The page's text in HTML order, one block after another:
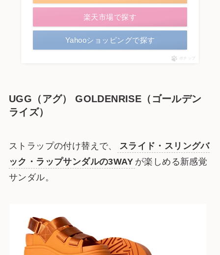
楽天市場で探す
Yahooショッピングで探す
ポチップ
UGG（アグ） GOLDENRISE（ゴールデン
ライズ）
ストラップの付け替えで、
スライド・スリングバ
ック・ラップサンダルの3WAY が楽しめる新感覚
サンダル。